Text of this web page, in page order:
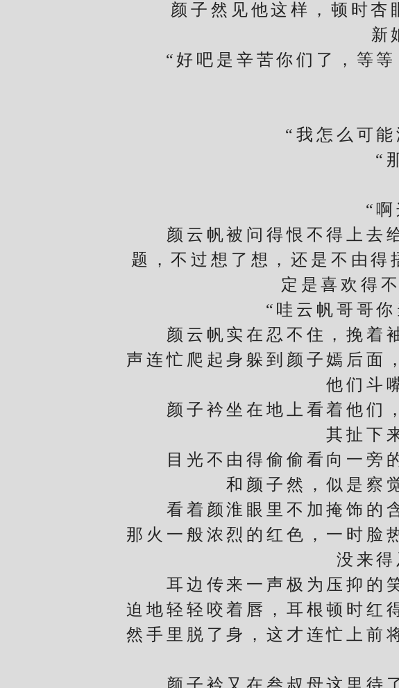
颜子然见他这样，顿时杏眼
新
“好吧是辛苦你们了，等等
“我怎么可能
“那
“
“啊这
颜云帆被问得恨不得上去给
题，不过想了想，还是不由
定是喜欢得
“哇云帆哥哥你
颜云帆实在忍不住，挽着袖
声连忙爬起身躲到颜子嫣后面
他们斗
颜子衿坐在地上看着他们，
其扯下
目光不由得偷偷看向一旁的
和颜子然，似是察
看着颜淮眼里不加掩饰的含
那火一般浓烈的红色，一时脸
没来得
耳边传来一声极为压抑的笑
迫地轻轻咬着唇，耳根顿时红
然手里脱了身，这才连忙上前